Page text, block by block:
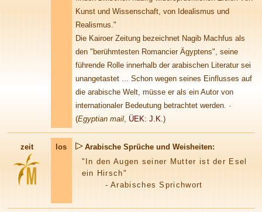
Kunst und Wissenschaft, von Idealismus und
Realismus."
Die Kairoer Zeitung bezeichnet Nagib Machfus als
den "berühmtesten Romancier Ägyptens", seine
führende Rolle innerhalb der arabischen Literatur sei
unangetastet ... Schon wegen seines Einflusses auf
die arabische Welt, müsse er als ein Autor von
internationaler Bedeutung betrachtet werden. ·
(Egyptian mail, ÜEK: J.K. )
zeit los
Arabische Sprüche und Weisheiten:
"In den Augen seiner Mutter ist der Esel
ein Hirsch"
- Arabisches Sprichwort